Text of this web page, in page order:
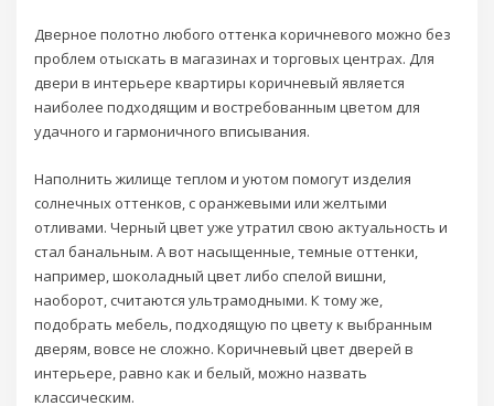
Дверное полотно любого оттенка коричневого можно без
проблем отыскать в магазинах и торговых центрах. Для
двери в интерьере квартиры коричневый является
наиболее подходящим и востребованным цветом для
удачного и гармоничного вписывания.
Наполнить жилище теплом и уютом помогут изделия
солнечных оттенков, с оранжевыми или желтыми
отливами. Черный цвет уже утратил свою актуальность и
стал банальным. А вот насыщенные, темные оттенки,
например, шоколадный цвет либо спелой вишни,
наоборот, считаются ультрамодными. К тому же,
подобрать мебель, подходящую по цвету к выбранным
дверям, вовсе не сложно. Коричневый цвет дверей в
интерьере, равно как и белый, можно назвать
классическим.